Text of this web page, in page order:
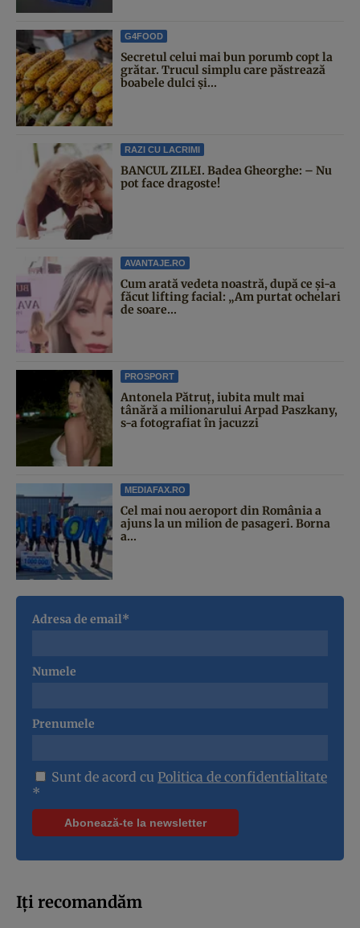
G4FOOD
Secretul celui mai bun porumb copt la
grătar. Trucul simplu care păstrează
boabele dulci și...
RAZI CU LACRIMI
BANCUL ZILEI. Badea Gheorghe: – Nu
pot face dragoste!
AVANTAJE.RO
Cum arată vedeta noastră, după ce și-a
făcut lifting facial: „Am purtat ochelari
de soare...
PROSPORT
Antonela Pătruț, iubita mult mai
tânără a milionarului Arpad Paszkany,
s-a fotografiat în jacuzzi
MEDIAFAX.RO
Cel mai nou aeroport din România a
ajuns la un milion de pasageri. Borna
a...
Adresa de email*
Numele
Prenumele
Sunt de acord cu Politica de confidentialitate
*
Iți recomandăm